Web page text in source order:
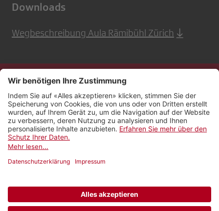
Downloads
Wegbeschreibung Aula Rämibühl Zürich
Kontakt
Impressum
Rechtliches
Netiquette